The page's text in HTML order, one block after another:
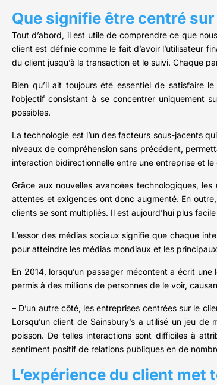
Que signifie être centré
Tout d’abord, il est utile de comprendre ce que
client est définie comme le fait d’avoir l’utilisateur
du client jusqu’à la transaction et le suivi. Chaque
Bien qu’il ait toujours été essentiel de satisfaire
l’objectif consistant à se concentrer uniquement
possibles.
La technologie est l’un des facteurs sous-jacents
niveaux de compréhension sans précédent,
interaction bidirectionnelle entre une entreprise et
Grâce aux nouvelles avancées technologiques,
attentes et exigences ont donc augmenté. En
clients se sont multipliés. Il est aujourd’hui plus
L’essor des médias sociaux signifie que chaque
pour atteindre les médias mondiaux et les
En 2014, lorsqu’un passager mécontent a écrit
permis à des millions de personnes de le voir,
– D’un autre côté, les entreprises centrées sur le
Lorsqu’un client de Sainsbury’s a utilisé un jeu
poisson. De telles interactions sont difficiles à
sentiment positif de relations publiques en de
L’expérience du client met